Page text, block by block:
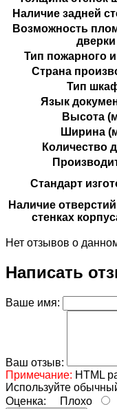
Наличие задней
Возможность
дверки
Тип пожарного
Страна
Тип
Язык
Высота
Ширина
Количество
Стандарт
Наличие
стенках
Нет отзывов о
Написать
Ваше имя:
Ваш отзыв:
Примечание: HTML
Используйте
Оценка: Плохо